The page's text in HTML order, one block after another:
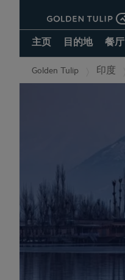
主页 目的地 餐厅
Golden Tulip 印度